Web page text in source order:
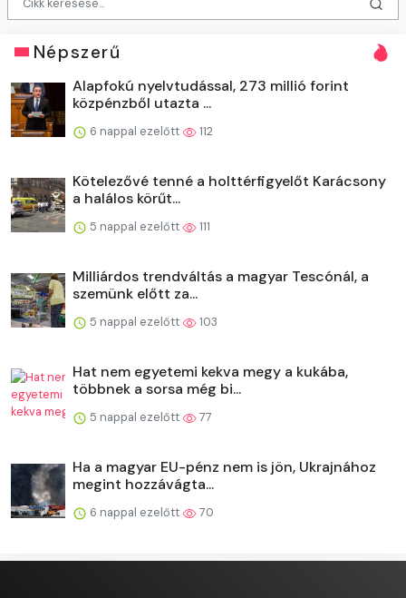
Népszerű
Alapfokú nyelvtudással, 273 millió forint
közpénzből utazta ...
6 nappal ezelőtt 112
Kötelezővé tenné a holttérfigyelőt Karácsony
a halálos körűt...
5 nappal ezelőtt 111
Milliárdos trendváltás a magyar Tescónál, a
szemünk előtt za...
5 nappal ezelőtt 103
Hat nem egyetemi kekva megy a kukába,
többnek a sorsa még bi...
5 nappal ezelőtt 77
Ha a magyar EU-pénz nem is jön, Ukrajnához
megint hozzávágta...
6 nappal ezelőtt 70